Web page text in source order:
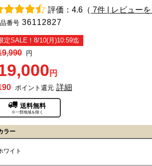
評価：4.6（ 7件 | レビューを
番号36112827
定SALE！8/10(月)10:59迄
円
円
ポイント還元 詳細
送料無料
※一部地域を除く
ラー
ワイト